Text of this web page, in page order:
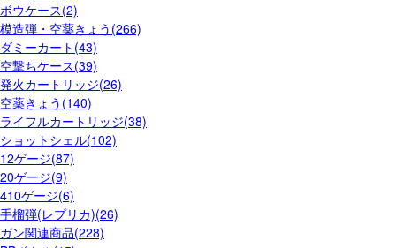
ボウケース(2)
模造弾・空薬きょう(266)
ダミーカート(43)
空撃ちケース(39)
発火カートリッジ(26)
空薬きょう(140)
ライフルカートリッジ(38)
ショットシェル(102)
12ゲージ(87)
20ゲージ(9)
410ゲージ(6)
手榴弾(レプリカ)(26)
ガン関連商品(228)